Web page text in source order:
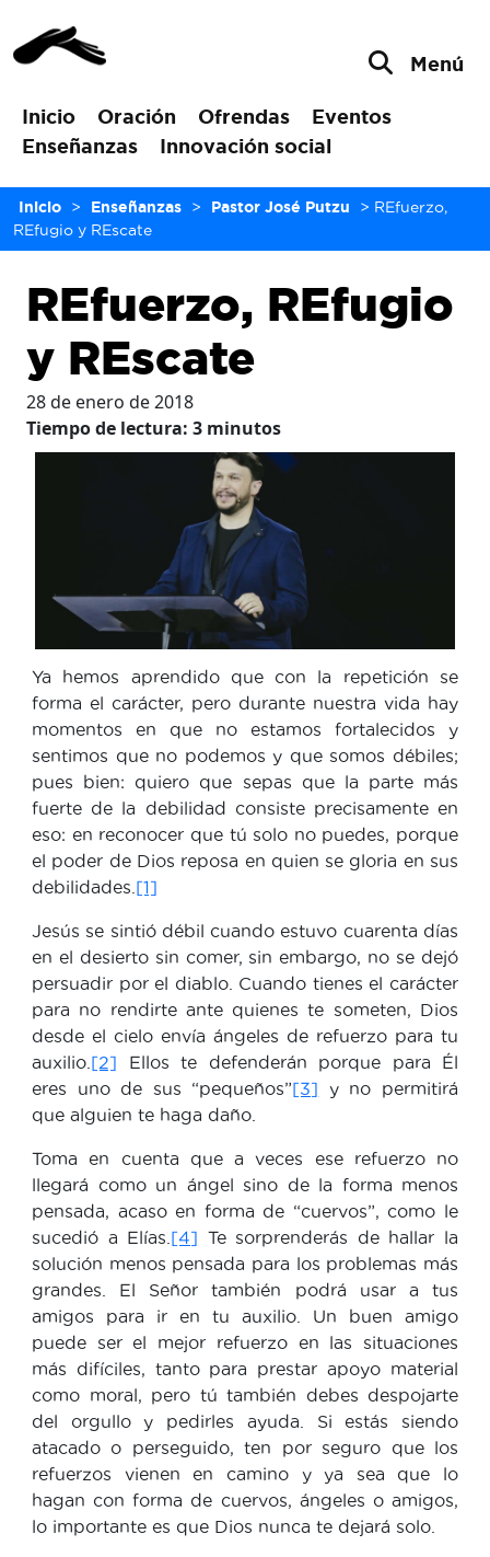
Inicio Oración Ofrendas
Eventos
Enseñanzas
Innovación social
Menú
Inicio > Enseñanzas > Pastor José Putzu > REfuerzo,
REfugio y REscate
REfuerzo, REfugio
y REscate
28 de enero de 2018
Tiempo de lectura: 3 minutos
Ya hemos aprendido que con la repetición se
forma el carácter, pero durante nuestra vida hay
momentos en que no estamos fortalecidos y
sentimos que no podemos y que somos débiles;
pues bien: quiero que sepas que la parte más
fuerte de la debilidad consiste precisamente en
eso: en reconocer que tú solo no puedes, porque
el poder de Dios reposa en quien se gloria en sus
debilidades. [1]
Jesús se sintió débil cuando estuvo cuarenta días
en el desierto sin comer, sin embargo, no se dejó
persuadir por el diablo. Cuando tienes el carácter
para no rendirte ante quienes te someten, Dios
desde el cielo envía ángeles de refuerzo para tu
auxilio. [2] Ellos te defenderán porque para Él
eres uno de sus “pequeños”[3] y no permitirá
que alguien te haga daño.
Toma en cuenta que a veces ese refuerzo no
llegará como un ángel sino de la forma menos
pensada, acaso en forma de “cuervos”, como le
sucedió a Elías. [4] Te sorprenderás de hallar la
solución menos pensada para los problemas más
grandes. El Señor también podrá usar a tus
amigos para ir en tu auxilio. Un buen amigo
puede ser el mejor refuerzo en las situaciones
más difíciles, tanto para prestar apoyo material
como moral, pero tú también debes despojarte
del orgullo y pedirles ayuda. Si estás siendo
atacado o perseguido, ten por seguro que los
refuerzos vienen en camino y ya sea que lo
hagan con forma de cuervos, ángeles o amigos,
lo importante es que Dios nunca te dejará solo.